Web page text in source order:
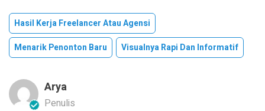
Hasil Kerja Freelancer Atau Agensi
Menarik Penonton Baru
Visualnya Rapi Dan Informatif
Arya
Penulis